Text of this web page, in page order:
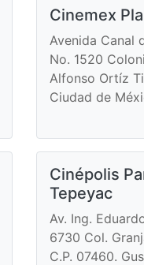
Cinemex
Avenida Canal
No. 1520
Alfonso Ortíz
Ciudad de
Cinépolis
Tepeyac
Av. Ing.
6730 Col.
C.P. 07460.